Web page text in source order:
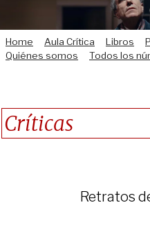
Home Aula Crítica Libros
Quiénes somos
Todos los
Críticas
Retratos